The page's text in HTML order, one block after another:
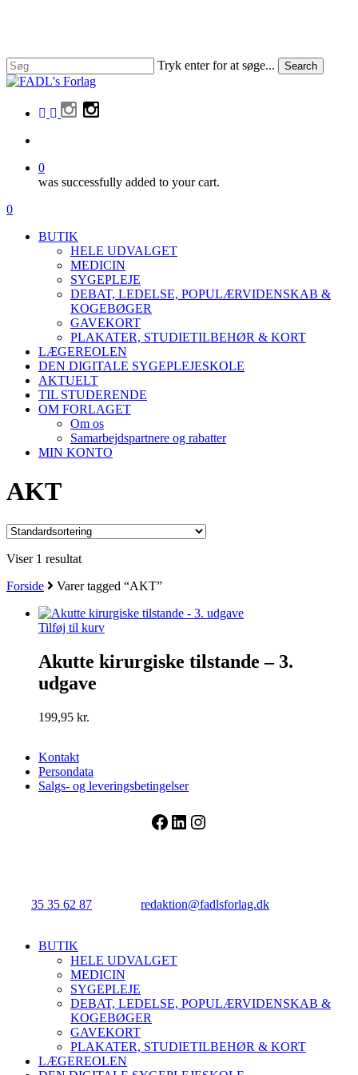
content
Tryk enter for at søge... Search
Close
facebook
linkedin
instagram
0
was successfully added to your cart.
Menu
search
0
BUTIK
HELE UDVALGET
MEDICIN
SYGEPLEJE
DEBAT, LEDELSE, POPULÆRVIDENSKAB &
KOGEBØGER
GAVEKORT
PLAKATER, STUDIETILBEHØR & KORT
LÆGEREOLEN
DEN DIGITALE SYGEPLEJESKOLE
AKTUELT
TIL STUDERENDE
OM FORLAGET
Om os
Samarbejdspartnere og rabatter
MIN KONTO
AKT
Viser 1 resultat
Forside
Varer tagged “AKT”
Tilføj til kurv
Akutte kirurgiske tilstande – 3.
udgave
199,95 kr.
Kontakt
Persondata
Salgs- og leveringsbetingelser
Facebook
LinkedIn
Instagram
35 35 62 87 redaktion@fadlsforlag.dk
Close
BUTIK
HELE UDVALGET
MEDICIN
SYGEPLEJE
DEBAT, LEDELSE, POPULÆRVIDENSKAB &
KOGEBØGER
GAVEKORT
PLAKATER, STUDIETILBEHØR & KORT
LÆGEREOLEN